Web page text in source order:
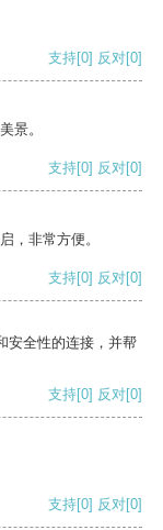
支持[0] 反对[0]
景。
支持[0] 反对[0]
，非常方便。
支持[0] 反对[0]
安全性的连接，并帮
支持[0] 反对[0]
支持[0] 反对[0]